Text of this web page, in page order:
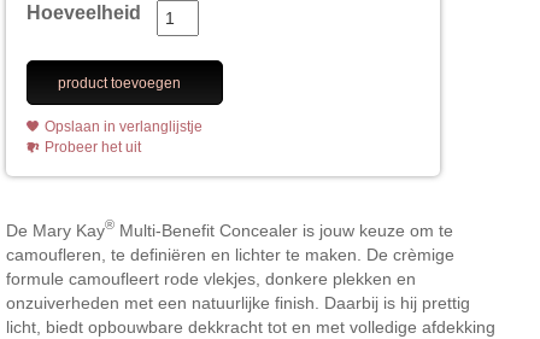
Hoeveelheid
product toevoegen
Opslaan in verlanglijstje
Probeer het uit
De Mary Kay® Multi-Benefit Concealer is jouw keuze om te
camoufleren, te definiëren en lichter te maken. De crèmige
formule camoufleert rode vlekjes, donkere plekken en
onzuiverheden met een natuurlijke finish. Daarbij is hij prettig
licht, biedt opbouwbare dekkracht tot en met volledige afdekking